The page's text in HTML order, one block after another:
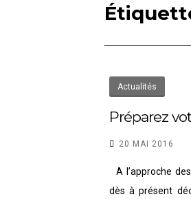
Actualités
Préparez
20 MAI 2016
A l’approche
dès à présent